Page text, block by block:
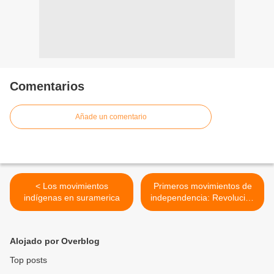
Comentarios
Añade un comentario
< Los movimientos
indígenas en suramerica
Primeros movimientos de
independencia: Revolución
de Mayo >
Alojado por Overblog
Top posts